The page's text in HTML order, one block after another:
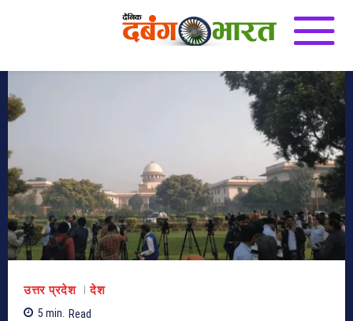
उत्तर प्रदेश
देश
5 min. Read